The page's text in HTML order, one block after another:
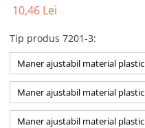
10,46 Lei
Tip produs 7201-3:
Maner ajustabil material
Maner ajustabil material
Maner ajustabil material